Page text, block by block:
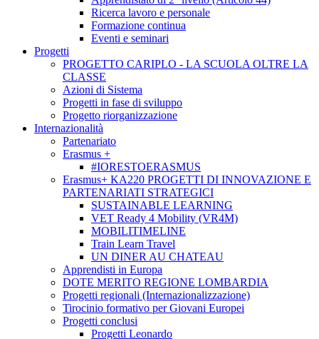
Ricerca lavoro e personale
Formazione continua
Eventi e seminari
Progetti
PROGETTO CARIPLO - LA SCUOLA OLTRE LA
CLASSE
Azioni di Sistema
Progetti in fase di sviluppo
Progetto riorganizzazione
Internazionalità
Partenariato
Erasmus +
#IORESTOERASMUS
Erasmus+ KA220 PROGETTI DI INNOVAZIONE E
PARTENARIATI STRATEGICI
SUSTAINABLE LEARNING
VET Ready 4 Mobility (VR4M)
MOBILITIMELINE
Train Learn Travel
UN DINER AU CHATEAU
Apprendisti in Europa
DOTE MERITO REGIONE LOMBARDIA
Progetti regionali (Internazionalizzazione)
Tirocinio formativo per Giovani Europei
Progetti conclusi
Progetti Leonardo